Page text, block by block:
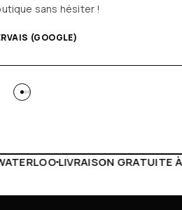
sans hésiter !
(GOOGLE)
À PARTIR DE 150€LIVE